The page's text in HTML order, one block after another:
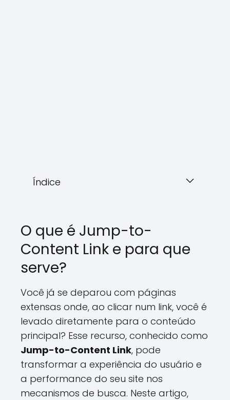
Índice
O que é Jump-to-
Content Link e para que
serve?
Você já se deparou com páginas
extensas onde, ao clicar num link, você é
levado diretamente para o conteúdo
principal? Esse recurso, conhecido como
Jump-to-Content Link, pode
transformar a experiência do usuário e
a performance do seu site nos
mecanismos de busca. Neste artigo,